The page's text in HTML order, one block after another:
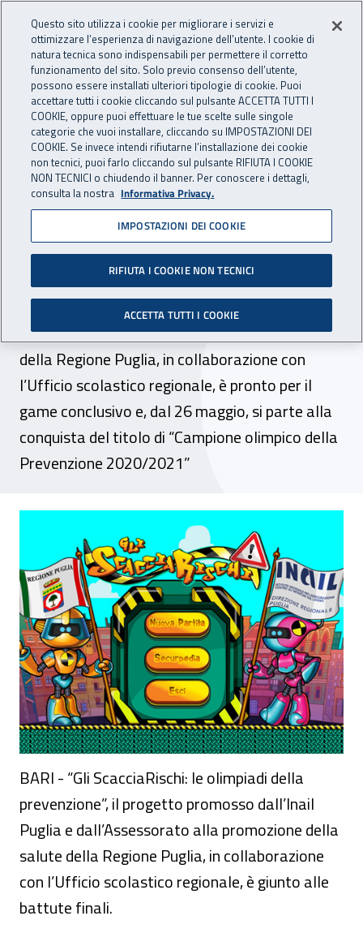
INAIL - Istituto Nazionale
Apri cerca
Navigazione principale
Navigazione - Ti trovi in:
Home Inail comunica News
21 maggio 2021
Le Olimpiadi della
prevenzione verso le finali
Il progetto promosso dall’Inail Puglia e
dall’Assessorato alla promozione della salute
della Regione Puglia, in collaborazione con
l’Ufficio scolastico regionale, è pronto per il
game conclusivo e, dal 26 maggio, si parte alla
conquista del titolo di “Campione olimpico della
Prevenzione 2020/2021”
Le Olimpiadi della prevenzione verso le
BARI - “Gli ScacciaRischi: le olimpiadi della
prevenzione”, il progetto promosso dall’Inail
Puglia e dall’Assessorato alla promozione della
salute della Regione Puglia, in collaborazione
con l’Ufficio scolastico regionale, è giunto alle
battute finali.
Questo sito utilizza i cookie per migliorare i servizi e
ottimizzare l’esperienza di navigazione dell’utente. I cookie di
natura tecnica sono indispensabili per permettere il corretto
funzionamento del sito. Solo previo consenso dell’utente,
possono essere installati ulteriori tipologie di cookie. Puoi
accettare tutti i cookie cliccando sul pulsante ACCETTA TUTTI I
COOKIE, oppure puoi effettuare le tue scelte sulle singole
categorie che vuoi installare, cliccando su IMPOSTAZIONI DEI
COOKIE. Se invece intendi rifiutarne l’installazione dei cookie
non tecnici, puoi farlo cliccando sul pulsante RIFIUTA I COOKIE
NON TECNICI o chiudendo il banner. Per conoscere i dettagli,
consulta la nostra Informativa Privacy.
IMPOSTAZIONI DEI COOKIE
RIFIUTA I COOKIE NON TECNICI
ACCETTA TUTTI I COOKIE